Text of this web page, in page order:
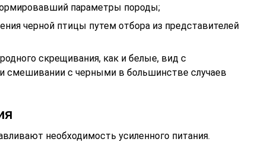
параметры породы;
черной птицы путем отбора из представителей
скрещивания, как и белые, вид с
смешивании с черными в большинстве случаев
необходимость усиленного питания.